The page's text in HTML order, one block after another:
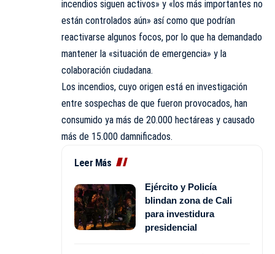
incendios siguen activos» y «los más importantes no
están controlados aún» así como que podrían
reactivarse algunos focos, por lo que ha demandado
mantener la «situación de emergencia» y la
colaboración ciudadana.
Los incendios, cuyo origen está en investigación
entre sospechas de que fueron provocados, han
consumido ya más de 20.000 hectáreas y causado
más de 15.000 damnificados.
Leer Más
Ejército y Policía
blindan zona de Cali
para investidura
presidencial